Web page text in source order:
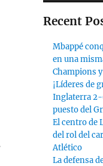
Recent
Mbappé
en una
Champions
¡Líderes de
Inglaterra 2-
puesto del
El centro de
del rol del
Atlético
La defensa